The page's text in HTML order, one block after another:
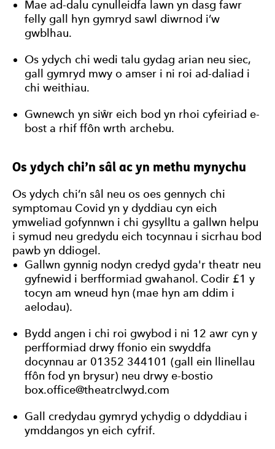
Mae ad-dalu cynulleidfa lawn yn dasg fawr
felly gall hyn gymryd sawl diwrnod i’w
gwblhau.
Os ydych chi wedi talu gydag arian neu siec,
gall gymryd mwy o amser i ni roi ad-daliad i
chi weithiau.
Gwnewch yn siŵr eich bod yn rhoi cyfeiriad e-
bost a rhif ffôn wrth archebu.
Os ydych chi’n sâl ac yn methu mynychu
Os ydych chi’n sâl neu os oes gennych chi
symptomau Covid yn y dyddiau cyn eich
ymweliad gofynnwn i chi gysylltu a gallwn helpu
i symud neu gredydu eich tocynnau i sicrhau bod
pawb yn ddiogel.
Gallwn gynnig nodyn credyd gyda'r theatr neu
gyfnewid i berfformiad gwahanol. Codir £1 y
tocyn am wneud hyn (mae hyn am ddim i
aelodau).
Bydd angen i chi roi gwybod i ni 12 awr cyn y
perfformiad drwy ffonio ein swyddfa
docynnau ar 01352 344101 (gall ein llinellau
ffôn fod yn brysur) neu drwy e-bostio
box.office@theatrclwyd.com
Gall credydau gymryd ychydig o ddyddiau i
ymddangos yn eich cyfrif.